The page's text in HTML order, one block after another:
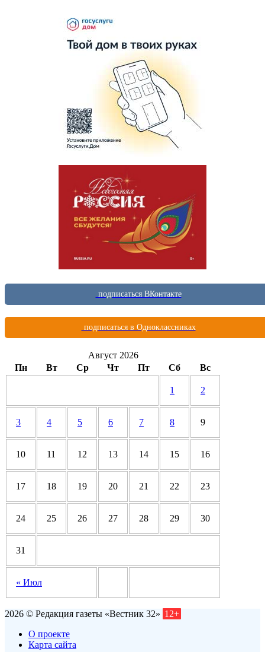
подписаться ВКонтакте
подписаться в Одноклассниках
Август 2026
Пн
Вт Ср Чт Пт Сб Вс
« Июл
1 2
3 4 5 6 7 8 9
10 11 12 13 14 15 16
17 18 19 20 21 22 23
24 25 26 27 28 29 30
31
2026 © Редакция газеты «Вестник 32» 12+
О проекте
Карта сайта